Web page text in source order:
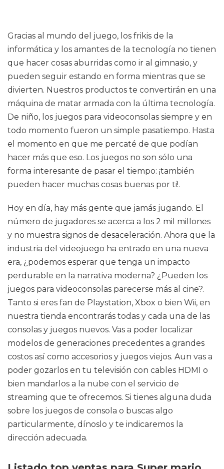
Gracias al mundo del juego, los frikis de la
informática y los amantes de la tecnología no tienen
que hacer cosas aburridas como ir al gimnasio, y
pueden seguir estando en forma mientras que se
divierten. Nuestros productos te convertirán en una
máquina de matar armada con la última tecnología.
De niño, los juegos para videoconsolas siempre y en
todo momento fueron un simple pasatiempo. Hasta
el momento en que me percaté de que podían
hacer más que eso. Los juegos no son sólo una
forma interesante de pasar el tiempo: ¡también
pueden hacer muchas cosas buenas por ti!.
Hoy en día, hay más gente que jamás jugando. El
número de jugadores se acerca a los 2 mil millones
y no muestra signos de desaceleración. Ahora que la
industria del videojuego ha entrado en una nueva
era, ¿podemos esperar que tenga un impacto
perdurable en la narrativa moderna? ¿Pueden los
juegos para videoconsolas parecerse más al cine?.
Tanto si eres fan de Playstation, Xbox o bien Wii, en
nuestra tienda encontrarás todas y cada una de las
consolas y juegos nuevos. Vas a poder localizar
modelos de generaciones precedentes a grandes
costos así como accesorios y juegos viejos. Aun vas a
poder gozarlos en tu televisión con cables HDMI o
bien mandarlos a la nube con el servicio de
streaming que te ofrecemos. Si tienes alguna duda
sobre los juegos de consola o buscas algo
particularmente, dínoslo y te indicaremos la
dirección adecuada.